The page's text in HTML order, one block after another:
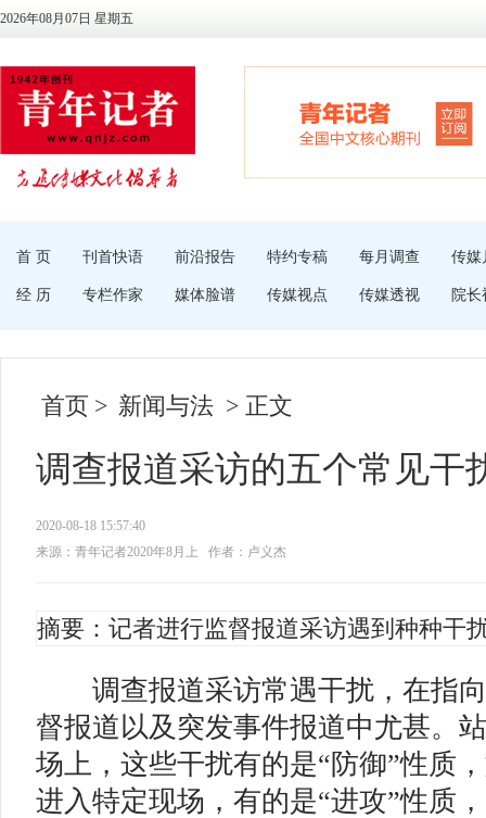
2026年08月07日 星期五
首 页 刊首快语 前沿报告 特约专稿 每月调查 传媒
经 历 专栏作家 媒体脸谱 传媒视点 传媒透视 院长
首页 > 新闻与法 > 正文
调查报道采访的五个常见干
2020-08-18 15:57:40
来源：青年记者2020年8月上
作者：卢义杰
摘要：记者进行监督报道采访遇到种种干
调查报道采访常遇干扰，在指
督报道以及突发事件报道中尤甚。
场上，这些干扰有的是“防御”性质
进入特定现场，有的是“进攻”性质